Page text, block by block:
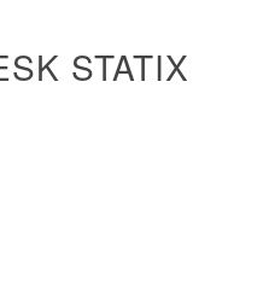
STATIX